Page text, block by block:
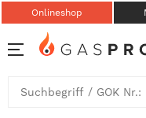
Onlineshop